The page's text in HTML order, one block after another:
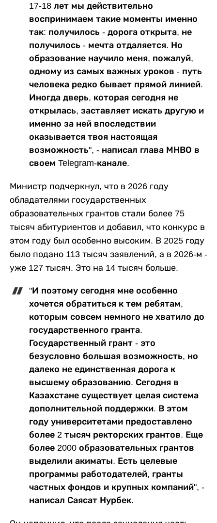
17-18 лет мы действительно
воспринимаем такие моменты именно
так: получилось - дорога открыта, не
получилось - мечта отдаляется. Но
образование научило меня, пожалуй,
одному из самых важных уроков - путь
человека редко бывает прямой линией.
Иногда дверь, которая сегодня не
открылась, заставляет искать другую и
именно за ней впоследствии
оказывается твоя настоящая
возможность", - написал глава МНВО в
своем Telegram-канале.
Министр подчеркнул, что в 2026 году
обладателями государственных
образовательных грантов стали более 75
тысяч абитуриентов и добавил, что конкурс в
этом году был особенно высоким. В 2025 году
было подано 113 тысяч заявлений, а в 2026-м -
уже 127 тысяч. Это на 14 тысяч больше.
"И поэтому сегодня мне особенно
хочется обратиться к тем ребятам,
которым совсем немного не хватило до
государственного гранта.
Государственный грант - это
безусловно большая возможность, но
далеко не единственная дорога к
высшему образованию. Сегодня в
Казахстане существует целая система
дополнительной поддержки. В этом
году университетами предоставлено
более 2 тысяч ректорских грантов. Еще
более 2000 образовательных грантов
выделили акиматы. Есть целевые
программы работодателей, гранты
частных фондов и крупных компаний", -
написал Саясат Нурбек.